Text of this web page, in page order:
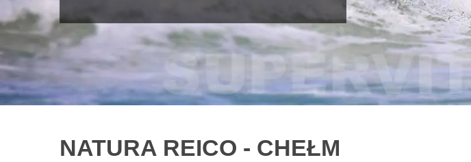
NATURA REICO - CHEŁM